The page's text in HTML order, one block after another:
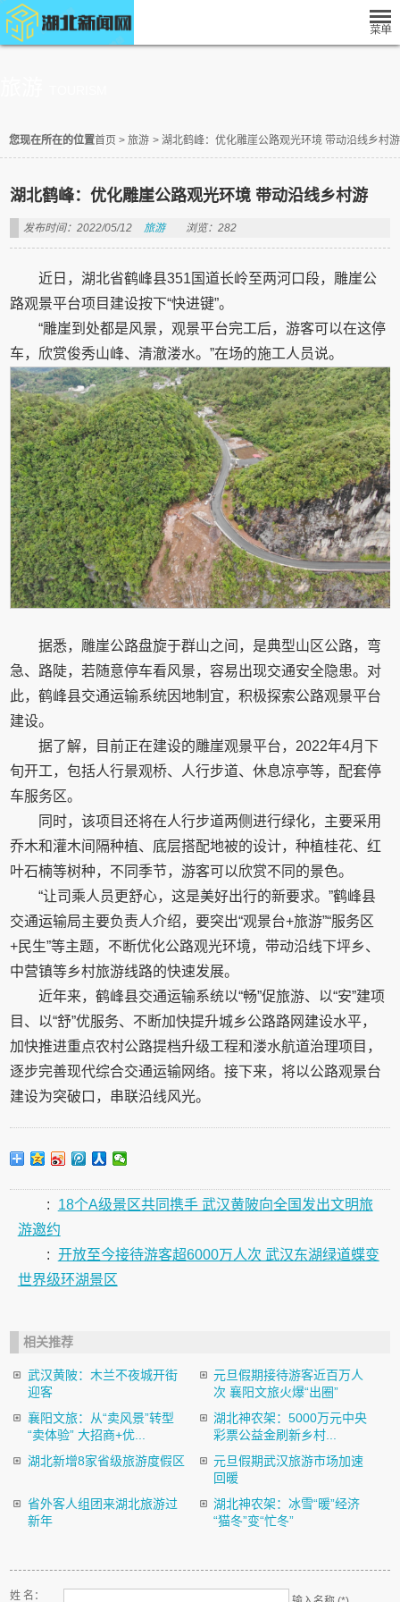
您现在所在的位置首页 > 旅游 > 湖北鹤峰：优化雕崖公路观光环境 带动沿线乡村游
湖北鹤峰：优化雕崖公路观光环境 带动沿线乡村游
发布时间：2022/05/12 旅游 浏览：282
近日，湖北省鹤峰县351国道长岭至两河口段，雕崖公
路观景平台项目建设按下“快进键”。
“雕崖到处都是风景，观景平台完工后，游客可以在这停
车，欣赏俊秀山峰、清澈溇水。”在场的施工人员说。
据悉，雕崖公路盘旋于群山之间，是典型山区公路，弯
急、路陡，若随意停车看风景，容易出现交通安全隐患。对
此，鹤峰县交通运输系统因地制宜，积极探索公路观景平台
建设。
据了解，目前正在建设的雕崖观景平台，2022年4月下
旬开工，包括人行景观桥、人行步道、休息凉亭等，配套停
车服务区。
同时，该项目还将在人行步道两侧进行绿化，主要采用
乔木和灌木间隔种植、底层搭配地被的设计，种植桂花、红
叶石楠等树种，不同季节，游客可以欣赏不同的景色。
“让司乘人员更舒心，这是美好出行的新要求。”鹤峰县
交通运输局主要负责人介绍，要突出“观景台+旅游”“服务区
+民生”等主题，不断优化公路观光环境，带动沿线下坪乡、
中营镇等乡村旅游线路的快速发展。
近年来，鹤峰县交通运输系统以“畅”促旅游、以“安”建项
目、以“舒”优服务、不断加快提升城乡公路路网建设水平，
加快推进重点农村公路提档升级工程和溇水航道治理项目，
逐步完善现代综合交通运输网络。接下来，将以公路观景台
建设为突破口，串联沿线风光。
:
18个A级景区共同携手 武汉黄陂向全国发出文明旅
游邀约
: 开放至今接待游客超6000万人次 武汉东湖绿道蝶变
世界级环湖景区
相关推荐
武汉黄陂：木兰不夜城开街
迎客
元旦假期接待游客近百万人
次 襄阳文旅火爆“出圈”
襄阳文旅：从“卖风景”转型
“卖体验” 大招商+优...
湖北神农架：5000万元中央
彩票公益金刷新乡村...
湖北新增8家省级旅游度假区
元旦假期武汉旅游市场加速
回暖
省外客人组团来湖北旅游过
新年
湖北神农架：冰雪“暖”经济
“猫冬”变“忙冬”
姓 名：